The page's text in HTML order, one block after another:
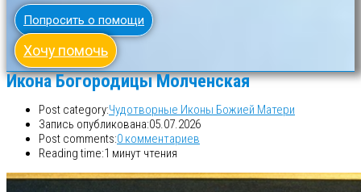
Попросить о помощи
Хочу помочь
Икона Богородицы Молченская
Post category:Чудотворные Иконы Божией Матери
Запись опубликована:05.07.2026
Post comments:0 комментариев
Reading time:1 минут чтения